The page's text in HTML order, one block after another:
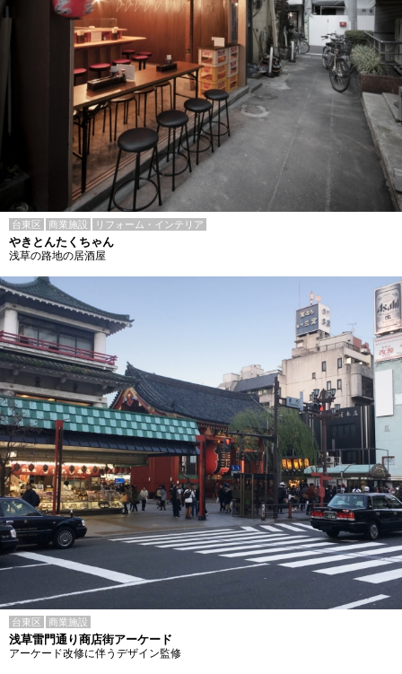
台東区 商業施設 リフォーム・インテリア
やきとんたくちゃん
浅草の路地の居酒屋
台東区 商業施設
浅草雷門通り商店街アーケード
アーケード改修に伴うデザイン監修